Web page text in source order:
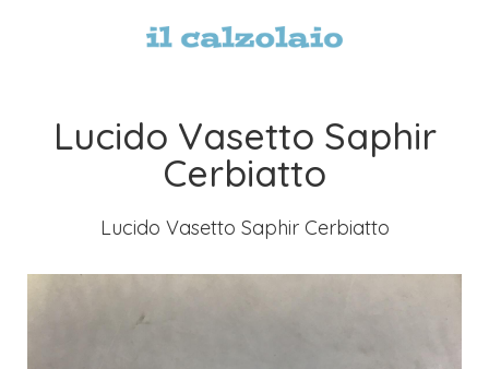
Lucido Vasetto Saphir
Cerbiatto
Lucido Vasetto Saphir Cerbiatto